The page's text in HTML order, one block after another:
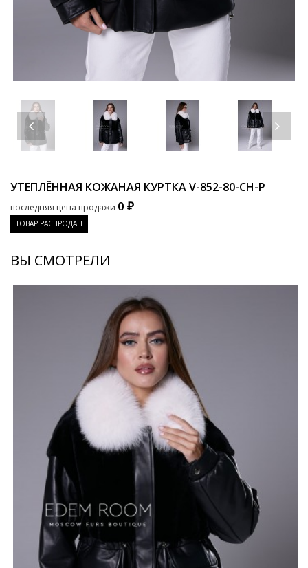
УТЕПЛЁННАЯ КОЖАНАЯ КУРТКАV-852-80-CH-P
последняя цена продажи 0 ₽
ТОВАР РАСПРОДАН
ВЫ СМОТРЕЛИ